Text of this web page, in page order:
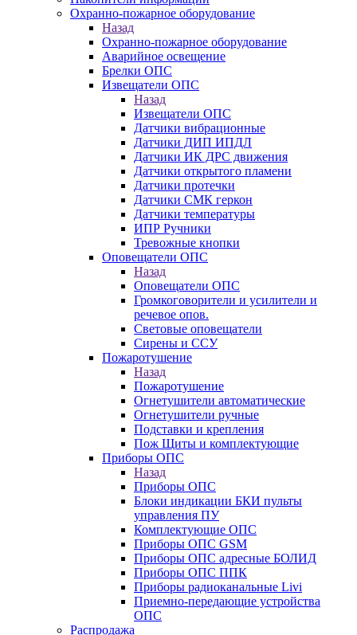
Охранно-пожарное оборудование
Назад
Охранно-пожарное оборудование
Аварийное освещение
Брелки ОПС
Извещатели ОПС
Назад
Извещатели ОПС
Датчики вибрационные
Датчики ДИП ИПДЛ
Датчики ИК ДРС движения
Датчики открытого пламени
Датчики протечки
Датчики СМК геркон
Датчики температуры
ИПР Ручники
Тревожные кнопки
Оповещатели ОПС
Назад
Оповещатели ОПС
Громкоговорители и усилители и
речевое опов.
Световые оповещатели
Сирены и ССУ
Пожаротушение
Назад
Пожаротушение
Огнетушители автоматические
Огнетушители ручные
Подставки и крепления
Пож Щиты и комплектующие
Приборы ОПС
Назад
Приборы ОПС
Блоки индикации БКИ пульты
управления ПУ
Комплектующие ОПС
Приборы ОПС GSM
Приборы ОПС адресные БОЛИД
Приборы ОПС ППК
Приборы радиоканальные Livi
Приемно-передающие устройства
ОПС
Распродажа